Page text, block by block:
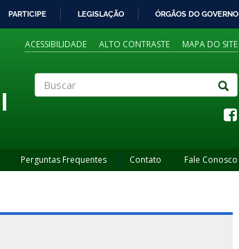
PARTICIPE LEGISLAÇÃO ÓRGÃOS DO GOVERNO
ACESSIBILIDADE ALTO CONTRASTE MAPA DO SITE
Perguntas Frequentes Contato Fale Conosco